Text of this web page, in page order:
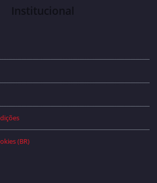
Institucional
(BR)